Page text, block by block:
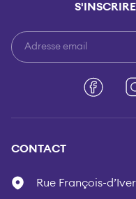
CONTACT
Rue François-